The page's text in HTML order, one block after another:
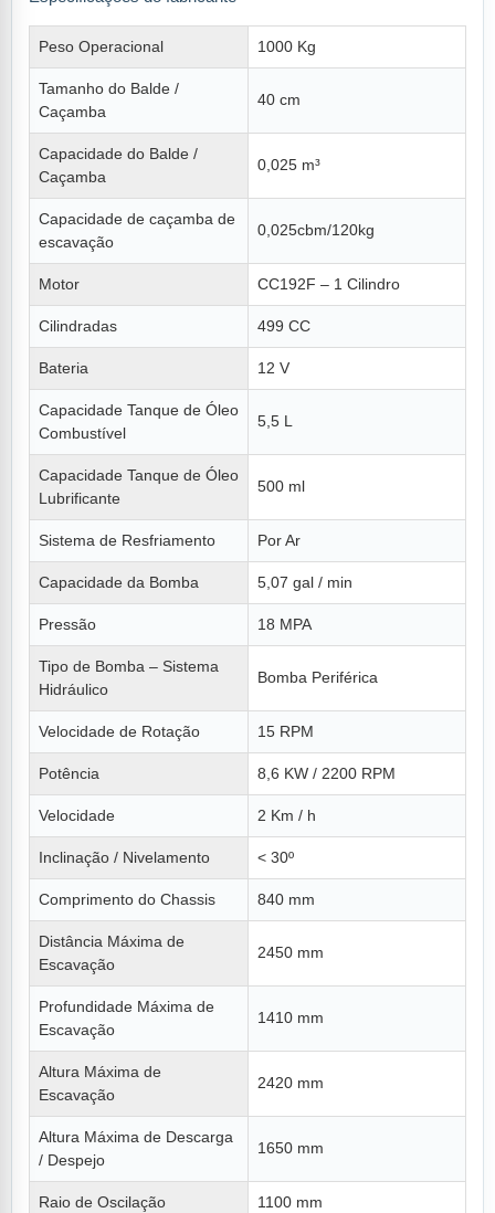
Peso Operacional 1000 Kg
Tamanho do Balde /
Caçamba
40 cm
Capacidade do Balde /
Caçamba
0,025 m³
Capacidade de caçamba de
escavação
0,025cbm/120kg
Motor CC192F – 1 Cilindro
Cilindradas 499 CC
Bateria 12 V
Capacidade Tanque de Óleo
Combustível
5,5 L
Capacidade Tanque de Óleo
Lubrificante
500 ml
Sistema de Resfriamento Por Ar
Capacidade da Bomba 5,07 gal / min
Pressão 18 MPA
Tipo de Bomba – Sistema
Hidráulico
Bomba Periférica
Velocidade de Rotação 15 RPM
Potência 8,6 KW / 2200 RPM
Velocidade 2 Km / h
Inclinação / Nivelamento < 30º
Comprimento do Chassis 840 mm
Distância Máxima de
Escavação
2450 mm
Profundidade Máxima de
Escavação
1410 mm
Altura Máxima de
Escavação
2420 mm
Altura Máxima de Descarga
/ Despejo
1650 mm
Raio de Oscilação 1100 mm